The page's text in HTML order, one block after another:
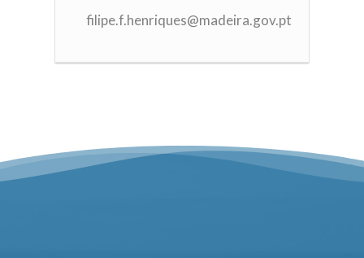
filipe.f.henriques@madeira.gov.pt